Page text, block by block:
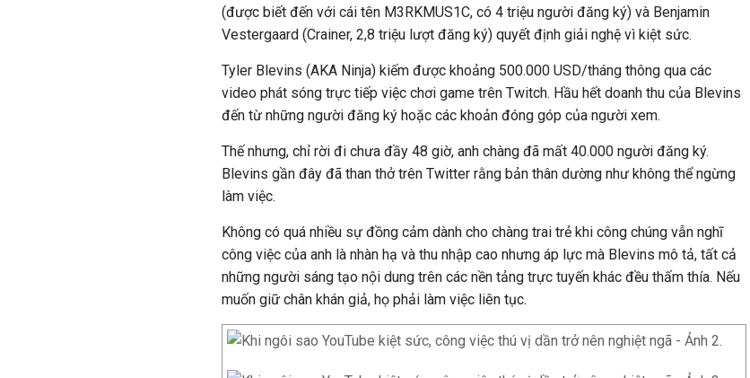
(được biết đến với cái tên M3RKMUS1C, có 4 triệu người đăng ký) và Benjamin
Vestergaard (Crainer, 2,8 triệu lượt đăng ký) quyết định giải nghệ vì kiệt sức.
Tyler Blevins (AKA Ninja) kiếm được khoảng 500.000 USD/tháng thông qua các
video phát sóng trực tiếp việc chơi game trên Twitch. Hầu hết doanh thu của Blevins
đến từ những người đăng ký hoặc các khoản đóng góp của người xem.
Thế nhưng, chỉ rời đi chưa đầy 48 giờ, anh chàng đã mất 40.000 người đăng ký.
Blevins gần đây đã than thở trên Twitter rằng bản thân dường như không thể ngừng
làm việc.
Không có quá nhiều sự đồng cảm dành cho chàng trai trẻ khi công chúng vẫn nghĩ
công việc của anh là nhàn hạ và thu nhập cao nhưng áp lực mà Blevins mô tả, tất cả
những người sáng tạo nội dung trên các nền tảng trực tuyến khác đều thấm thía. Nếu
muốn giữ chân khán giả, họ phải làm việc liên tục.